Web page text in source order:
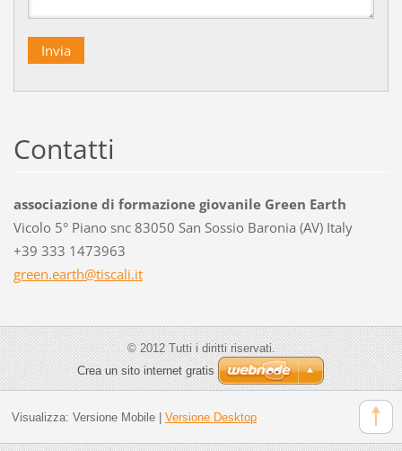
Contatti
associazione di formazione giovanile Green Earth
Vicolo 5° Piano snc 83050 San Sossio Baronia (AV) Italy
+39 333 1473963
green.earth@tiscali.it
© 2012 Tutti i diritti riservati.
Crea un sito internet gratis
Visualizza: Versione Mobile| Versione Desktop